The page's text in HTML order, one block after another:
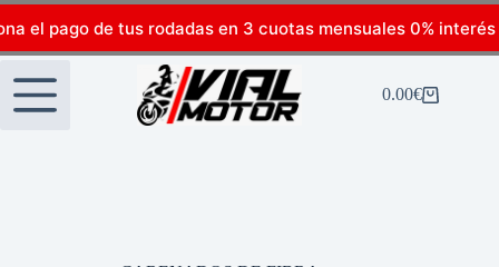
el pago de tus rodadas en 3 cuotas mensuales 0% interés
0.00€